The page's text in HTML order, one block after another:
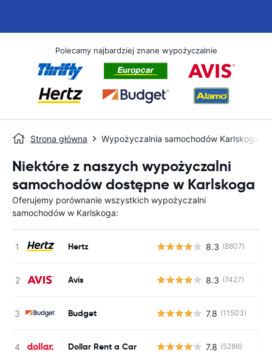
Polecamy najbardziej znane wypożyczalnie
Strona główna Wypożyczalnia samochodów Karlskoga
Niektóre z naszych wypożyczalni
samochodów dostępne w Karlskoga
Oferujemy porównanie wszystkich wypożyczalni
samochodów w Karlskoga:
Hertz 8.3 (8807)
Avis 8.3 (7427)
Budget 7.8 (11503)
Dollar Rent a Car 7.8 (5286)